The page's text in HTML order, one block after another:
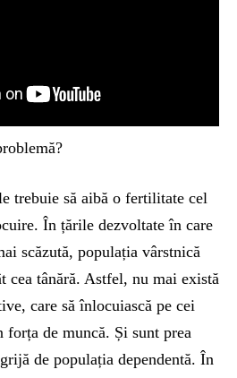
trebuie să aibă o fertilitate cel
În țările dezvoltate în care
scăzută, populația vârstnică
cea tânără. Astfel, nu mai există
care să înlocuiască pe cei
forța de muncă. Și sunt prea
de populația dependentă. În